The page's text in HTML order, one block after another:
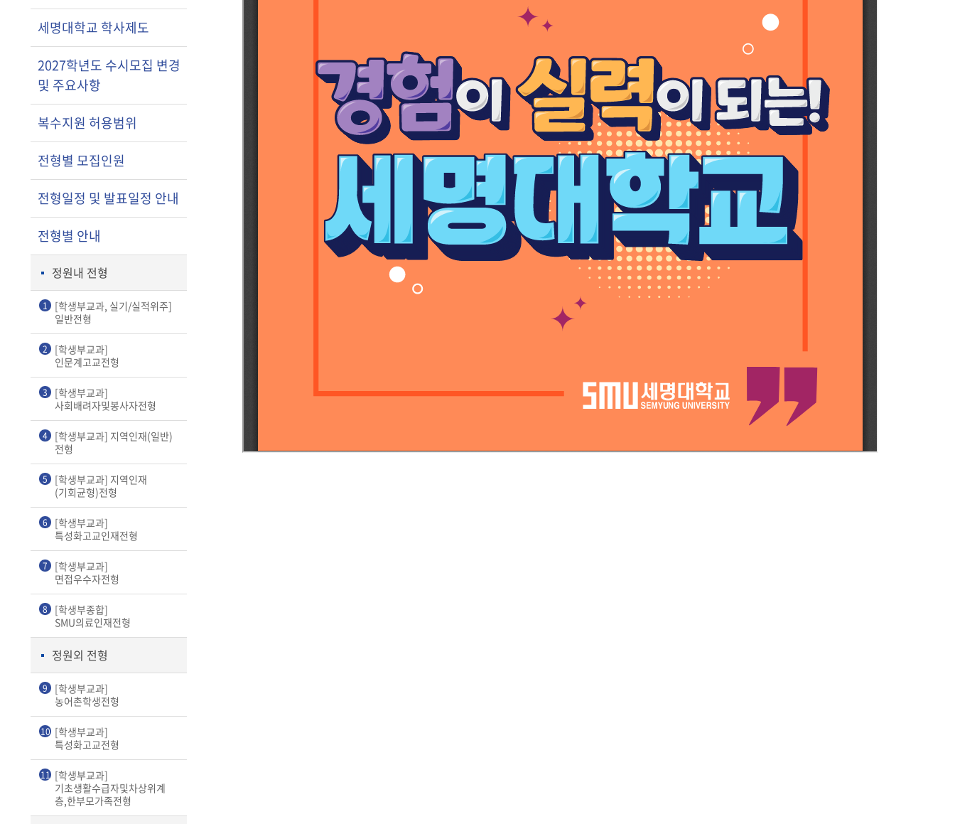
세명대학교 학사제도
2027학년도 수시모집 변경
및 주요사항
복수지원 허용범위
전형별 모집인원
전형일정 및 발표일정 안내
전형별 안내
정원내 전형
1
[학생부교과, 실기/실적위주]
일반전형
2
[학생부교과]
인문계고교전형
3
[학생부교과]
사회배려자및봉사자전형
4
[학생부교과] 지역인재(일반)
전형
5
[학생부교과] 지역인재
(기회균형)전형
6
[학생부교과]
특성화고교인재전형
7
[학생부교과]
면접우수자전형
8
[학생부종합]
SMU의료인재전형
정원외 전형
9
[학생부교과]
농어촌학생전형
10 [학생부교과]
특성화고교전형
11 [학생부교과]
기초생활수급자및차상위계
층,한부모가족전형